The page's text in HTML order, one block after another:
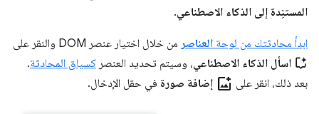
المستنِدة إلى الذكاء الاصطناعي.
ابدأ محادثتك من لوحة العناصر من خلال اختيار عنصر DOM والنقر على
اسأل الذكاء الاصطناعي، وسيتم تحديد العنصركسياق المحادثة.
بعد ذلك، انقر على add_photo_alternate إضافة صورة في حقل الإدخال.